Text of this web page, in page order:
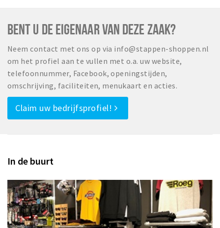
BENT U DE EIGENAAR VAN DEZE ZAAK?
Neem contact met ons op via info@stappen-shoppen.nl
om het profiel aan te vullen met o.a. uw website,
telefoonnummer, Facebook, openingstijden,
omschrijving, faciliteiten, menukaart en acties.
Claim uw bedrijfsprofiel!
In de buurt